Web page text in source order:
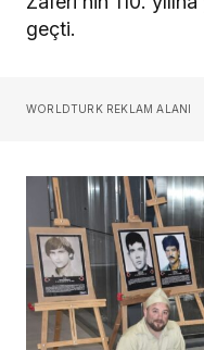
geçti.
WORLDTURK REKLAM ALANI